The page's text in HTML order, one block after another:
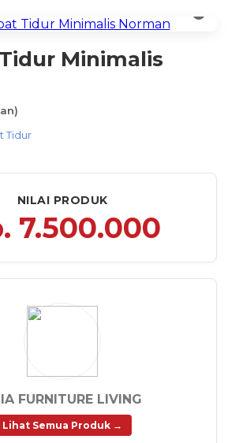
Minimalis
Tidur
NILAI PRODUK
7.500.000
FURNITURE LIVING
Lihat Semua Produk →